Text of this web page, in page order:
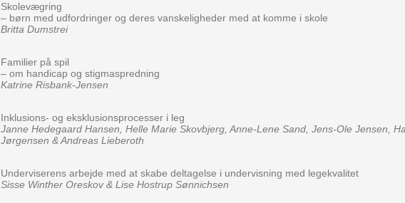
Skolevægring
– børn med udfordringer og deres vanskeligheder med at komme i skole
Britta Dumstrei
Familier på spil
– om handicap og stigmaspredning
Katrine Risbank-Jensen
Inklusions- og eksklusionsprocesser i leg
Janne Hedegaard Hansen, Helle Marie Skovbjerg, Anne-Lene Sand, Jens-Ole Jensen,
Jørgensen & Andreas Lieberoth
Underviserens arbejde med at skabe deltagelse i undervisning med legekvalitet
Sisse Winther Oreskov & Lise Hostrup Sønnichsen